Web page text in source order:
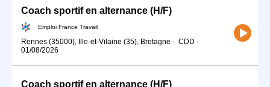
Coach sportif en alternance (H/F)
Emploi France Travail
Rennes (35000), Ille-et-Vilaine (35), Bretagne - CDD -
01/08/2026
Coach sportif en alternance (H/F)